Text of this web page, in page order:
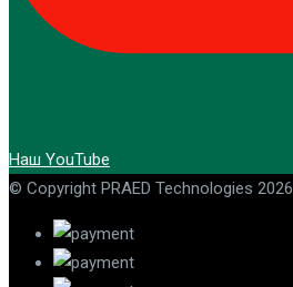
Наш YouTube
© Copyright PRAED Technologies 2026